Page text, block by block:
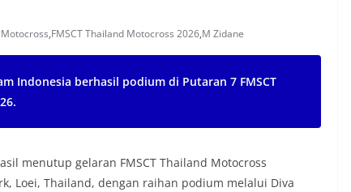
,FMSCT Thailand Motocross 2026,M Zidane
Indonesia berhasil podium di Putaran 7 FMSCT
menutup gelaran FMSCT Thailand Motocross
Loei, Thailand, dengan raihan podium melalui Diva